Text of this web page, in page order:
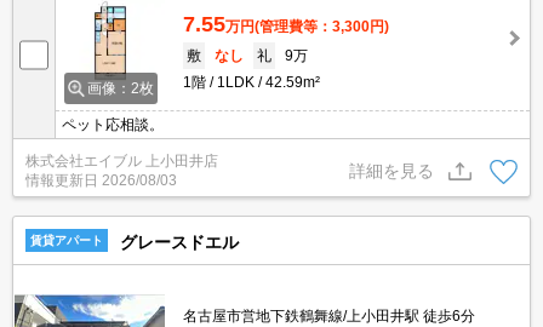
画像：2枚
7.55万円(管理費等：3,300円)
敷
なし 礼
9万
1階
1LDK 42.59m²
ペット応相談。
株式会社エイブル 上小田井店
情報更新日 2026/08/03
詳細を見る
賃貸アパート グレースドエル
名古屋市営地下鉄鶴舞線/上小田井駅 徒歩6分